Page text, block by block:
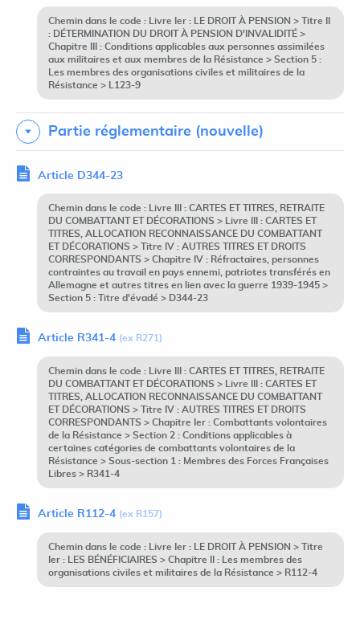
Chemin dans le code : Livre Ier : LE DROIT À PENSION > Titre II
: DÉTERMINATION DU DROIT À PENSION D'INVALIDITÉ >
Chapitre III : Conditions applicables aux personnes assimilées
aux militaires et aux membres de la Résistance > Section 5 :
Les membres des organisations civiles et militaires de la
Résistance > L123-9
Partie réglementaire (nouvelle)
Article D344-23
Chemin dans le code : Livre III : CARTES ET TITRES, RETRAITE
DU COMBATTANT ET DÉCORATIONS > Livre III : CARTES ET
TITRES, ALLOCATION RECONNAISSANCE DU COMBATTANT
ET DÉCORATIONS > Titre IV : AUTRES TITRES ET DROITS
CORRESPONDANTS > Chapitre IV : Réfractaires, personnes
contraintes au travail en pays ennemi, patriotes transférés en
Allemagne et autres titres en lien avec la guerre 1939-1945 >
Section 5 : Titre d'évadé > D344-23
Article R341-4 (ex R271)
Chemin dans le code : Livre III : CARTES ET TITRES, RETRAITE
DU COMBATTANT ET DÉCORATIONS > Livre III : CARTES ET
TITRES, ALLOCATION RECONNAISSANCE DU COMBATTANT
ET DÉCORATIONS > Titre IV : AUTRES TITRES ET DROITS
CORRESPONDANTS > Chapitre Ier : Combattants volontaires
de la Résistance > Section 2 : Conditions applicables à
certaines catégories de combattants volontaires de la
Résistance > Sous-section 1 : Membres des Forces Françaises
Libres > R341-4
Article R112-4 (ex R157)
Chemin dans le code : Livre Ier : LE DROIT À PENSION > Titre
Ier : LES BÉNÉFICIAIRES > Chapitre II : Les membres des
organisations civiles et militaires de la Résistance > R112-4